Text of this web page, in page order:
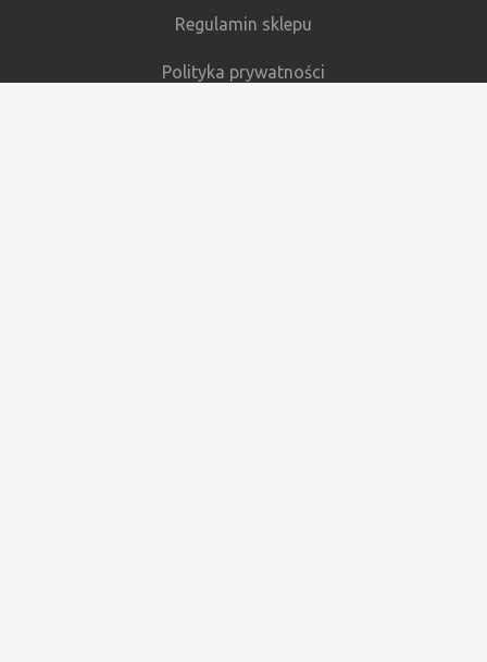
Regulamin sklepu
Polityka prywatności